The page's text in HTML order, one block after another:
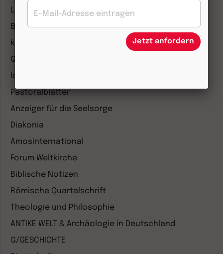
Lebensspuren
Bibel lesen
kunst und kirche
Gottesdienst
Ideenwerkstatt Gottesdienste
Pastoralblätter
Anzeiger für die Seelsorge
Diakonia
Amosinternational
Forum Weltkirche
Biblische Notizen
Römische Quartalschrift
Theologie und Philosophie
ANTIKE WELT & Archäologie in Deutschland
G/GESCHICHTE
Jetzt anfordern